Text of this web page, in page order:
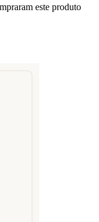
este produto